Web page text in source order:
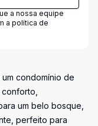
a nossa equipe
a política de
condomínio de
um belo bosque,
perfeito para